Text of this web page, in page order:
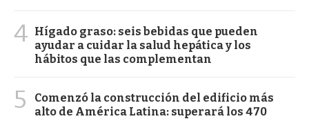
4 Hígado graso: seis bebidas que pueden
ayudar a cuidar la salud hepática y los
hábitos que las complementan
5
Comenzó la construcción del edificio más
alto de América Latina: superará los 470